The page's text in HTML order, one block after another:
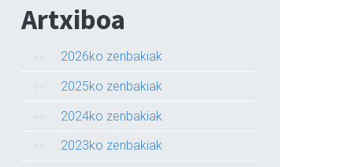
Artxiboa
2026ko zenbakiak
2025ko zenbakiak
2024ko zenbakiak
2023ko zenbakiak